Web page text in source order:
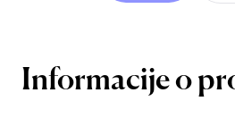
Informacije o